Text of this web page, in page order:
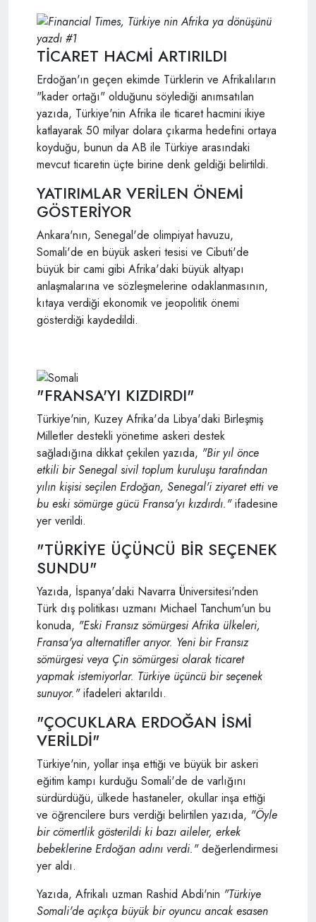
TİCARET HACMİ ARTIRILDI
Erdoğan'ın geçen ekimde Türklerin ve Afrikalıların
"kader ortağı" olduğunu söylediği anımsatılan
yazıda, Türkiye'nin Afrika ile ticaret hacmini ikiye
katlayarak 50 milyar dolara çıkarma hedefini ortaya
koyduğu, bunun da AB ile Türkiye arasındaki
mevcut ticaretin üçte birine denk geldiği belirtildi.
YATIRIMLAR VERİLEN ÖNEMİ
GÖSTERİYOR
Ankara'nın, Senegal'de olimpiyat havuzu,
Somali'de en büyük askeri tesisi ve Cibuti'de
büyük bir cami gibi Afrika'daki büyük altyapı
anlaşmalarına ve sözleşmelerine odaklanmasının,
kıtaya verdiği ekonomik ve jeopolitik önemi
gösterdiği kaydedildi.
"FRANSA'YI KIZDIRDI"
Türkiye'nin, Kuzey Afrika'da Libya'daki Birleşmiş
Milletler destekli yönetime askeri destek
sağladığına dikkat çekilen yazıda, "Bir yıl önce
etkili bir Senegal sivil toplum kuruluşu tarafından
yılın kişisi seçilen Erdoğan, Senegal'i ziyaret etti ve
bu eski sömürge gücü Fransa'yı kızdırdı."ifadesine
yer verildi.
"TÜRKİYE ÜÇÜNCÜ BİR SEÇENEK
SUNDU"
Yazıda, İspanya'daki Navarra Üniversitesi'nden
Türk dış politikası uzmanı Michael Tanchum'un bu
konuda, "Eski Fransız sömürgesi Afrika ülkeleri,
Fransa'ya alternatifler arıyor. Yeni bir Fransız
sömürgesi veya Çin sömürgesi olarak ticaret
yapmak istemiyorlar. Türkiye üçüncü bir seçenek
sunuyor."ifadeleri aktarıldı.
"ÇOCUKLARA ERDOĞAN İSMİ
VERİLDİ"
Türkiye'nin, yollar inşa ettiği ve büyük bir askeri
eğitim kampı kurduğu Somali'de de varlığını
sürdürdüğü, ülkede hastaneler, okullar inşa ettiği
ve öğrencilere burs verdiği belirtilen yazıda, "Öyle
bir cömertlik gösterildi ki bazı aileler, erkek
bebeklerine Erdoğan adını verdi."değerlendirmesi
yer aldı.
Yazıda, Afrikalı uzman Rashid Abdi'nin "Türkiye
Somali'de açıkça büyük bir oyuncu ancak esasen